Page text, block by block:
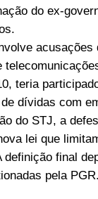
do ex-
teria
dívidas com
do STJ, a
lei que
definição final
pela PGR.